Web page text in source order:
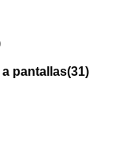
pantallas(31)